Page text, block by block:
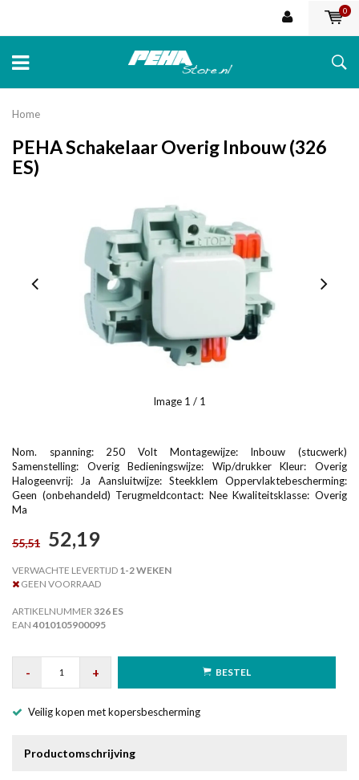
0
Home
PEHA Schakelaar Overig Inbouw (326
ES)
Image 1 / 1
Nom. spanning: 250 Volt Montagewijze: Inbouw (stucwerk)
Samenstelling: Overig Bedieningswijze: Wip/drukker Kleur: Overig
Halogeenvrij: Ja Aansluitwijze: Steekklem Oppervlaktebescherming:
Geen (onbehandeld) Terugmeldcontact: Nee Kwaliteitsklasse: Overig
Ma
55,51 52,19
VERWACHTE LEVERTIJD 1-2 WEKEN
GEEN VOORRAAD
ARTIKELNUMMER326 ES
EAN 4010105900095
- + BESTEL
Veilig kopen met kopersbescherming
Productomschrijving